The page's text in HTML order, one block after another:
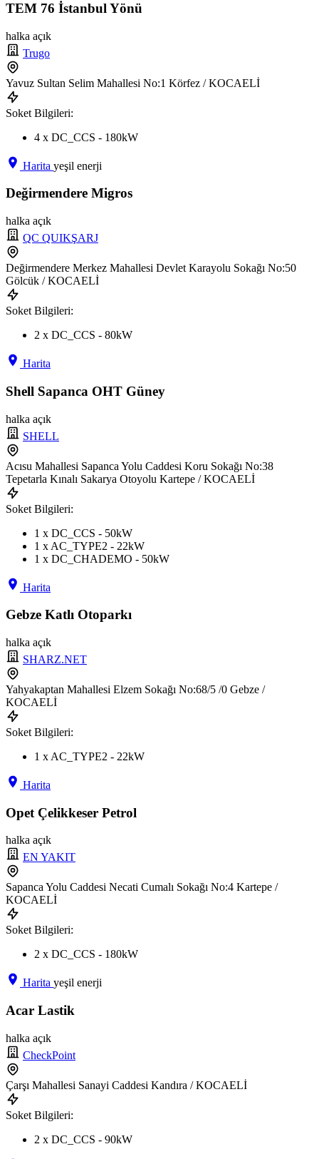
TEM 76 İstanbul Yönü
halka açık
Trugo
Yavuz Sultan Selim Mahallesi No:1 Körfez / KOCAELİ
Soket Bilgileri:
4 x DC_CCS - 180kW
Harita yeşil enerji
Değirmendere Migros
halka açık
QC QUIKŞARJ
Değirmendere Merkez Mahallesi Devlet Karayolu Sokağı No:50
Gölcük / KOCAELİ
Soket Bilgileri:
2 x DC_CCS - 80kW
Harita
Shell Sapanca OHT Güney
halka açık
SHELL
Acısu Mahallesi Sapanca Yolu Caddesi Koru Sokağı No:38
Tepetarla Kınalı Sakarya Otoyolu Kartepe / KOCAELİ
Soket Bilgileri:
1 x DC_CCS - 50kW
1 x AC_TYPE2 - 22kW
1 x DC_CHADEMO - 50kW
Harita
Gebze Katlı Otoparkı
halka açık
SHARZ.NET
Yahyakaptan Mahallesi Elzem Sokağı No:68/5 /0 Gebze /
KOCAELİ
Soket Bilgileri:
1 x AC_TYPE2 - 22kW
Harita
Opet Çelikkeser Petrol
halka açık
EN YAKIT
Sapanca Yolu Caddesi Necati Cumalı Sokağı No:4 Kartepe /
KOCAELİ
Soket Bilgileri:
2 x DC_CCS - 180kW
Harita yeşil enerji
Acar Lastik
halka açık
CheckPoint
Çarşı Mahallesi Sanayi Caddesi Kandıra / KOCAELİ
Soket Bilgileri:
2 x DC_CCS - 90kW